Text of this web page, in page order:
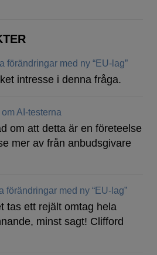
förändringar med ny “EU-lag”
intresse i denna fråga.
AI-testerna
om att detta är en företeelse
mer av från anbudsgivare
förändringar med ny “EU-lag”
tas ett rejält omtag hela
minst sagt! Clifford